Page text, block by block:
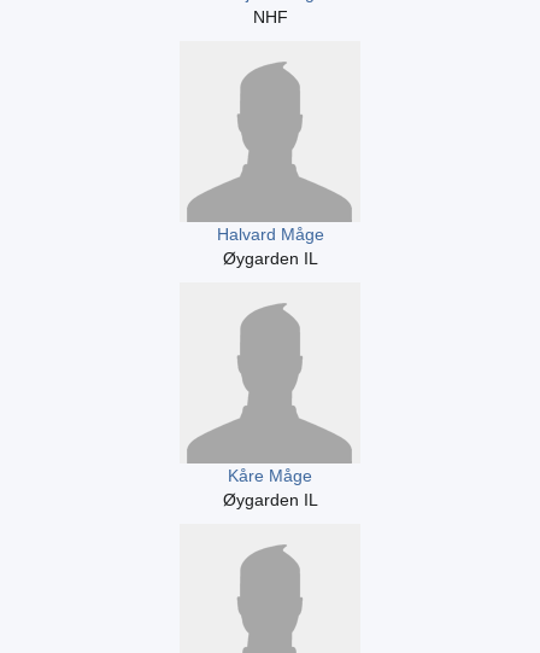
NHF
Halvard Måge
Øygarden IL
Kåre Måge
Øygarden IL